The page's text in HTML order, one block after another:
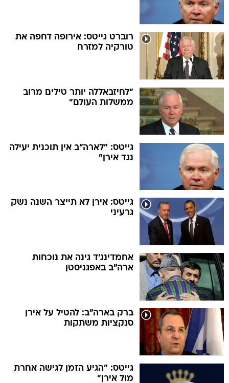
רוברט גייטס: אירופה דחפה את
טורקיה למזרח
"לחיזבאללה יותר טילים מרוב
ממשלות העולם"
גייטס: "לארה"ב אין תוכנית יעילה
נגד אירן"
גייטס: אירן לא תייצר השנה נשק
גרעיני
אחמדינג'ד גינה את נוכחות
ארה"ב באפגניסטן
ברק בארה"ב: להטיל על אירן
סנקציות משתקות
גייטס: "הגיע הזמן לגישה אחרת
מול אירן"